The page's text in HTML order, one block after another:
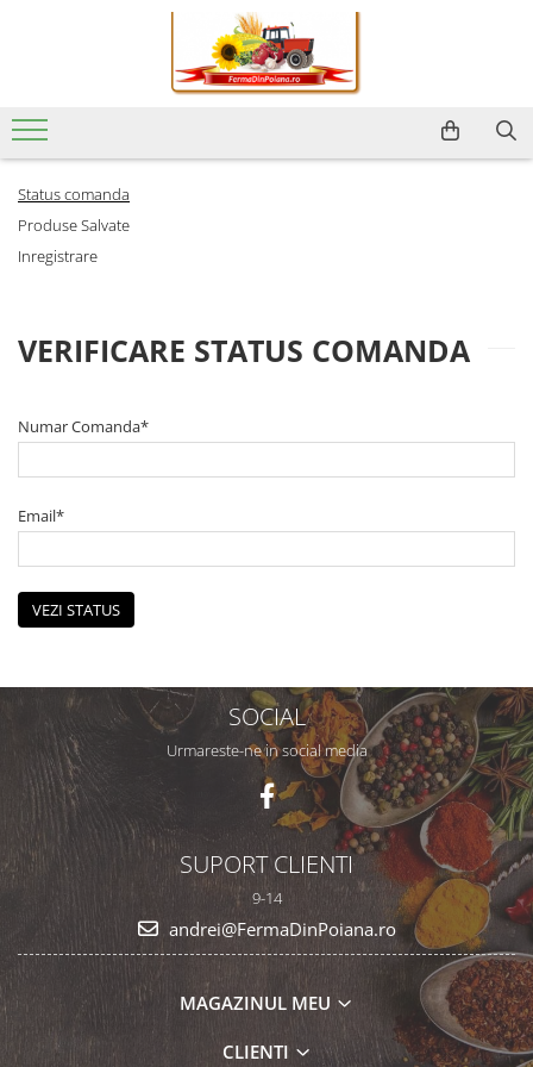
Status comanda
Produse Salvate
Inregistrare
VERIFICARE STATUS COMANDA
Numar Comanda*
Email*
VEZI STATUS
SOCIAL
Urmareste-ne in social media
SUPORT CLIENTI
9-14
andrei@FermaDinPoiana.ro
MAGAZINUL MEU
CLIENTI